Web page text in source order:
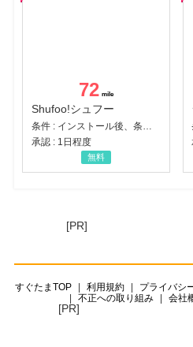
72
Shufoo!シュフー
承認 : 1日程度
無料
[PR]
すぐたまTOP 利用規約 プライバシ
不正への取り組み
会社
[PR]